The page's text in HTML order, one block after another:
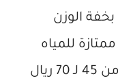
الوزن
للمياه
والحرارة، ومتوسط التكلفة من 45 لـ 70 ريال